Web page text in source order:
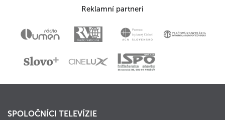
Reklamní partneri
SPOLOČNÍCI TELEVÍZIE